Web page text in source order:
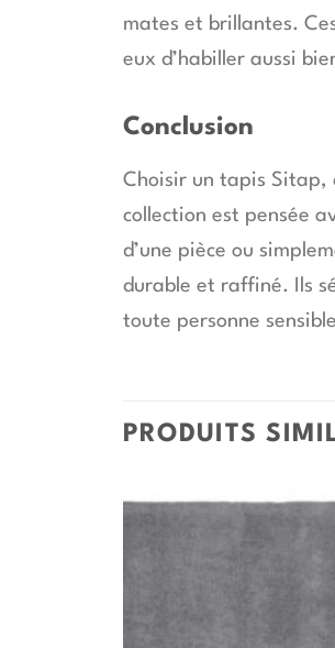
mates et brillantes.
eux d’habiller aussi
Conclusion
Choisir un tapis Sitap,
collection est pensée
d’une pièce ou
durable et raffiné. Ils
toute personne
PRODUITS